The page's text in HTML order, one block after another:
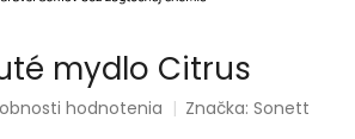
mydlo Citrus
hodnotenia Značka:Sonett